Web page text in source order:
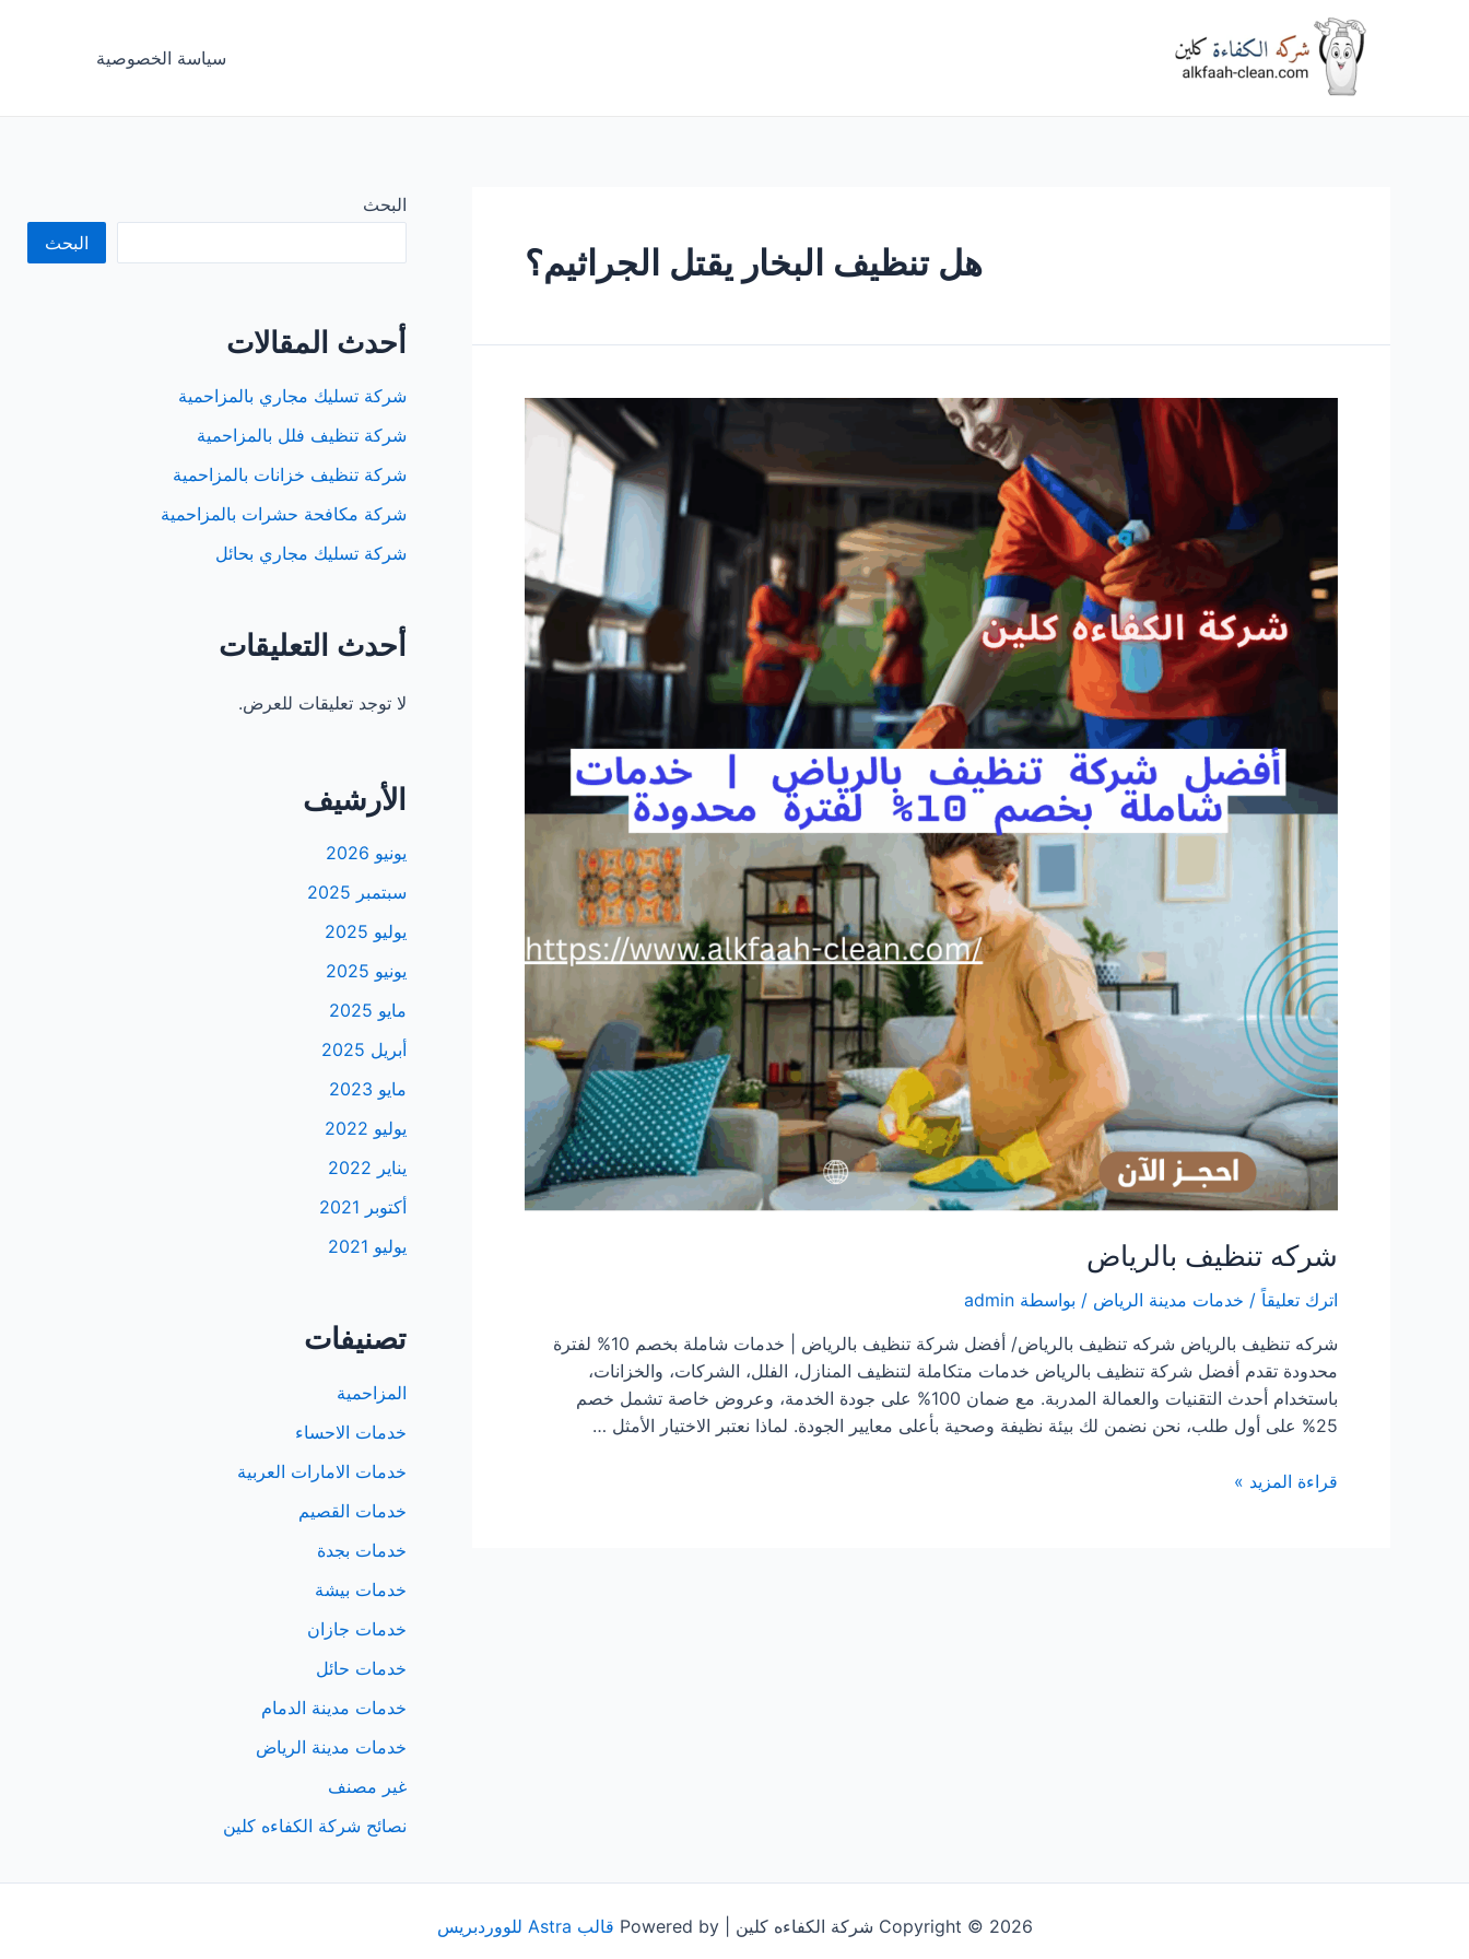
سياسة الخصوصية
هل تنظيف البخار يقتل الجراثيم؟
شركه تنظيف بالرياض
اترك تعليقاً / خدمات مدينة الرياض / بواسطة admin
شركه تنظيف بالرياض شركه تنظيف بالرياض/ أفضل شركة تنظيف بالرياض | خدمات شاملة بخصم 10% لفترة
محدودة تقدم أفضل شركة تنظيف بالرياض خدمات متكاملة لتنظيف المنازل، الفلل، الشركات، والخزانات،
باستخدام أحدث التقنيات والعمالة المدربة. مع ضمان 100% على جودة الخدمة، وعروض خاصة تشمل خصم
25% على أول طلب، نحن نضمن لك بيئة نظيفة وصحية بأعلى معايير الجودة. لماذا نعتبر الاختيار الأمثل …
شركه
قراءة المزيد »
البحث
البحث
أحدث المقالات
شركة تسليك مجاري بالمزاحمية
شركة تنظيف فلل بالمزاحمية
شركة تنظيف خزانات بالمزاحمية
شركة مكافحة حشرات بالمزاحمية
شركة تسليك مجاري بحائل
أحدث التعليقات
لا توجد تعليقات للعرض.
الأرشيف
يونيو 2026
سبتمبر 2025
يوليو 2025
يونيو 2025
مايو 2025
أبريل 2025
مايو 2023
يوليو 2022
يناير 2022
أكتوبر 2021
يوليو 2021
تصنيفات
المزاحمية
خدمات الاحساء
خدمات الامارات العربية
خدمات القصيم
خدمات بجدة
خدمات بيشة
خدمات جازان
خدمات حائل
خدمات مدينة الدمام
خدمات مدينة الرياض
غير مصنف
نصائح شركة الكفاءه كلين
Copyright © 2026 شركة الكفاءه كلين | Powered by قالب Astra للووردبريس